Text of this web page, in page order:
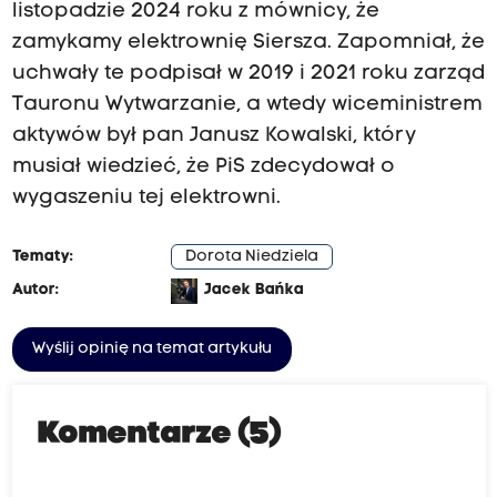
listopadzie 2024 roku z mównicy, że
zamykamy elektrownię Siersza. Zapomniał, że
uchwały te podpisał w 2019 i 2021 roku zarząd
Tauronu Wytwarzanie, a wtedy wiceministrem
aktywów był pan Janusz Kowalski, który
musiał wiedzieć, że PiS zdecydował o
wygaszeniu tej elektrowni.
Tematy:
Dorota Niedziela
Autor:
Jacek Bańka
Wyślij opinię na temat artykułu
Komentarze (5)